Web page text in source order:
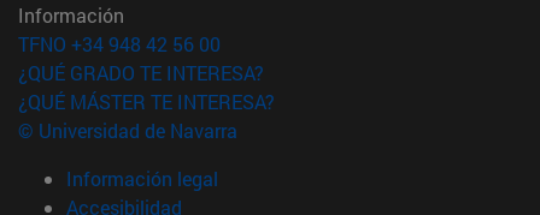
Información
TFNO +34 948 42 56 00
¿QUÉ GRADO TE INTERESA?
¿QUÉ MÁSTER TE INTERESA?
© Universidad de Navarra
Información legal
Accesibilidad